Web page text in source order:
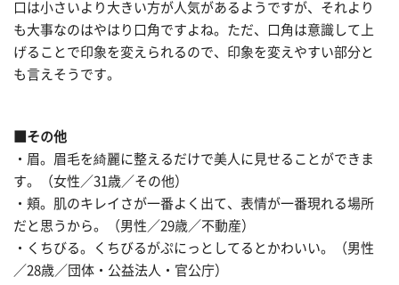
口は小さいより大きい方が人気があるようですが、それより
も大事なのはやはり口角ですよね。ただ、口角は意識して上
げることで印象を変えられるので、印象を変えやすい部分と
も言えそうです。
■その他
・眉。眉毛を綺麗に整えるだけで美人に見せることができま
す。（女性／31歳／その他）
・頬。肌のキレイさが一番よく出て、表情が一番現れる場所
だと思うから。（男性／29歳／不動産）
・くちびる。くちびるがぷにっとしてるとかわいい。（男性
／28歳／団体・公益法人・官公庁）